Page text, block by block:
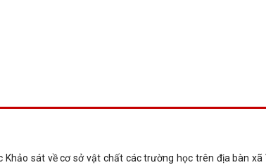
Khảo sát về cơ sở vật chất các trường học trên địa bàn xã